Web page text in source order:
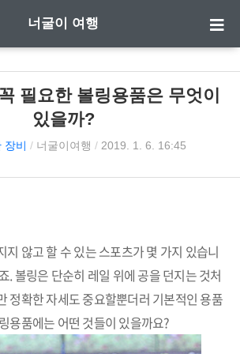
너굴이 여행
필요한 볼링용품은 무엇이
있을까?
장비 / 너굴이여행 / 2019. 1. 6. 16:45
지 않고 할 수 있는 스포츠가 몇 가지 있습니
. 볼링은 단순히 레일 위에 공을 던지는 것처
정확한 자세도 중요할뿐더러 기본적인 용품
용품에는 어떤 것들이 있을까요?